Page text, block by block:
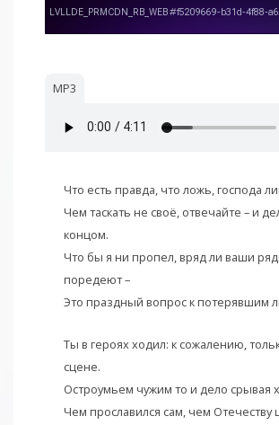
MP3
Что есть правда, что ложь, господа
Чем таскать не своё, отвечайте – и
концом.
Что бы я ни пропел, вряд ли ваши
поредеют –
Это праздный вопрос к потерявшим
Ты в героях ходил: к сожалению,
сцене.
Остроумьем чужим то и дело срывая
Чем прославился сам, чем Отечеству